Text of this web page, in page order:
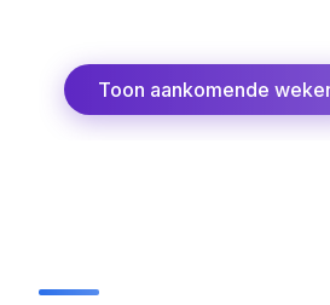
Toon aankomende